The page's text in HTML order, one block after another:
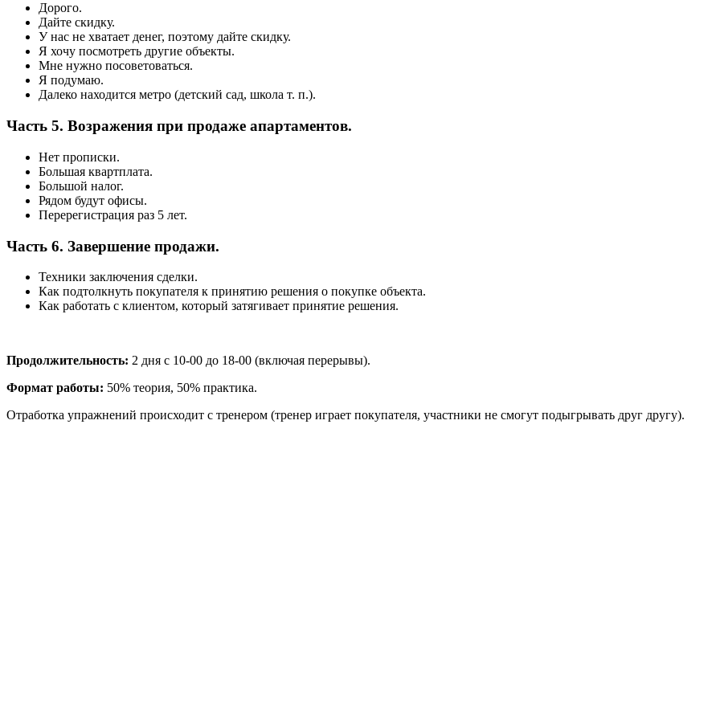
Дорого.
Дайте скидку.
У нас не хватает денег, поэтому дайте скидку.
Я хочу посмотреть другие объекты.
Мне нужно посоветоваться.
Я подумаю.
Далеко находится метро (детский сад, школа т. п.).
Часть 5. Возражения при продаже апартаментов.
Нет прописки.
Большая квартплата.
Большой налог.
Рядом будут офисы.
Перерегистрация раз 5 лет.
Часть 6. Завершение продажи.
Техники заключения сделки.
Как подтолкнуть покупателя к принятию решения о покупке объекта.
Как работать с клиентом, который затягивает принятие решения.
Продолжительность: 2 дня с 10-00 до 18-00 (включая перерывы).
Формат работы: 50% теория, 50% практика.
Отработка упражнений происходит с тренером (тренер играет покупателя, участники не смогут подыгрывать друг другу).